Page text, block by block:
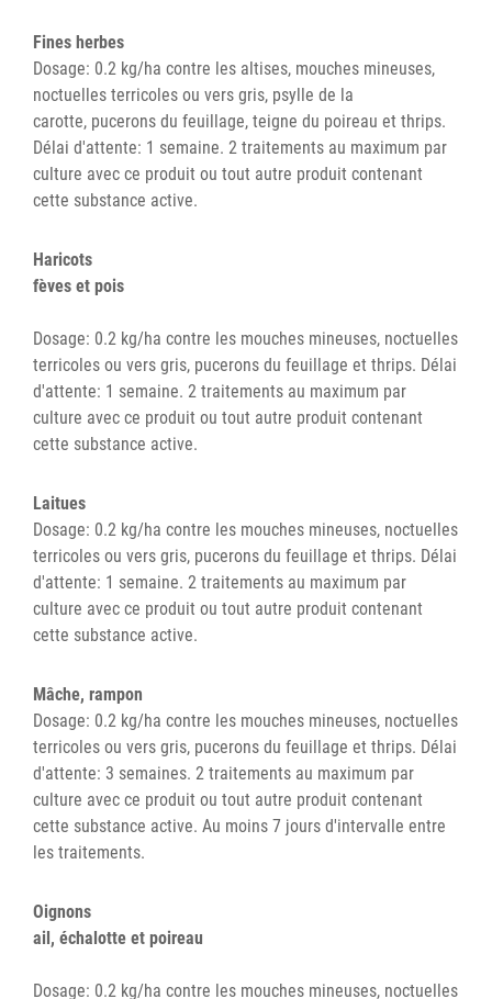
Fines herbes
Dosage: 0.2 kg/ha contre les altises, mouches mineuses,
noctuelles terricoles ou vers gris, psylle de la
carotte, pucerons du feuillage, teigne du poireau et thrips.
Délai d'attente: 1 semaine. 2 traitements au maximum par
culture avec ce produit ou tout autre produit contenant
cette substance active.
Haricots
fèves et pois
Dosage: 0.2 kg/ha contre les mouches mineuses, noctuelles
terricoles ou vers gris, pucerons du feuillage et thrips. Délai
d'attente: 1 semaine. 2 traitements au maximum par
culture avec ce produit ou tout autre produit contenant
cette substance active.
Laitues
Dosage: 0.2 kg/ha contre les mouches mineuses, noctuelles
terricoles ou vers gris, pucerons du feuillage et thrips. Délai
d'attente: 1 semaine. 2 traitements au maximum par
culture avec ce produit ou tout autre produit contenant
cette substance active.
Mâche, rampon
Dosage: 0.2 kg/ha contre les mouches mineuses, noctuelles
terricoles ou vers gris, pucerons du feuillage et thrips. Délai
d'attente: 3 semaines. 2 traitements au maximum par
culture avec ce produit ou tout autre produit contenant
cette substance active. Au moins 7 jours d'intervalle entre
les traitements.
Oignons
ail, échalotte et poireau
Dosage: 0.2 kg/ha contre les mouches mineuses, noctuelles